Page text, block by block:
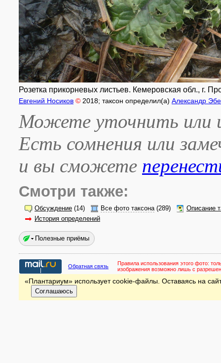
Розетка прикорневых листьев. Кемеровская обл., г.
Евгений Носиков © 2018; таксон определил(а) Александр
Можете уточнить или
Есть сомнения или
и вы сможете
Смотри также:
Обсуждение (14) Все фото таксона(289)
Описание
История определений
Полезные приёмы
Обратная связь Правила использования этого фото:
изображения возможно лишь с
«Плантариум» использует cookie-файлы. Оставаясь на
Соглашаюсь